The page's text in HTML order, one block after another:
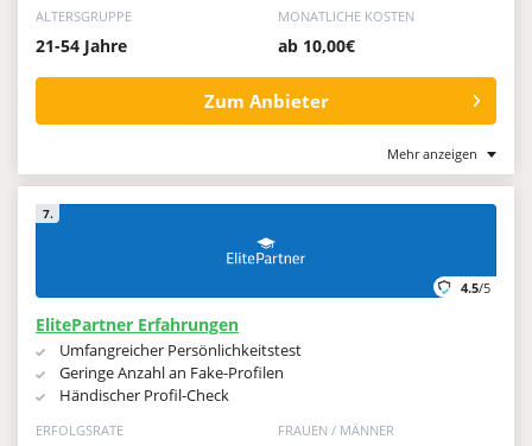
ALTERSGRUPPE
21-54 Jahre
MONATLICHE KOSTEN
ab 10,00€
Zum Anbieter
Mehr anzeigen
7.
4.5/5
ElitePartner Erfahrungen
Umfangreicher Persönlichkeitstest
Geringe Anzahl an Fake-Profilen
Händischer Profil-Check
ERFOLGSRATE FRAUEN / MÄNNER